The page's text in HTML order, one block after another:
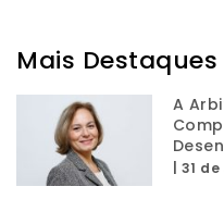
Mais Destaques
A
31